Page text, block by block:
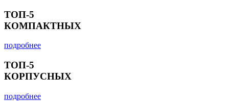
ТОП-5
КОМПАКТНЫХ
подробнее
ТОП-5
КОРПУСНЫХ
подробнее